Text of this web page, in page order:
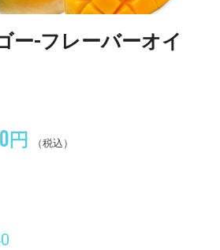
ー-フレーバーオイ
円 （税込）